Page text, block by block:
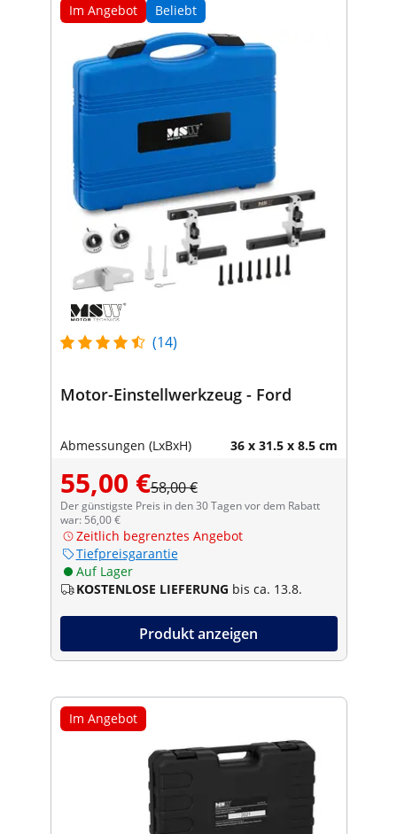
Im Angebot Beliebt
(14)
Motor-Einstellwerkzeug - Ford
Abmessungen (LxBxH) 36 x 31.5 x 8.5 cm
55,00 €58,00 €
Der günstigste Preis in den 30 Tagen vor dem Rabatt
war: 56,00 €
Zeitlich begrenztes Angebot
Tiefpreisgarantie
Auf Lager
KOSTENLOSE LIEFERUNG bis ca. 13.8.
Produkt anzeigen
Im Angebot